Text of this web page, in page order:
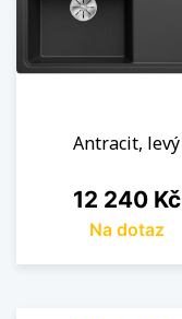
Antracit, levý
Cena
12 240 Kč
Na dotaz